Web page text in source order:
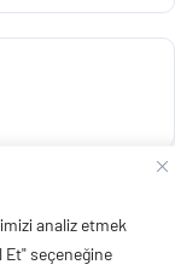
analiz etmek
Et" seçeneğine